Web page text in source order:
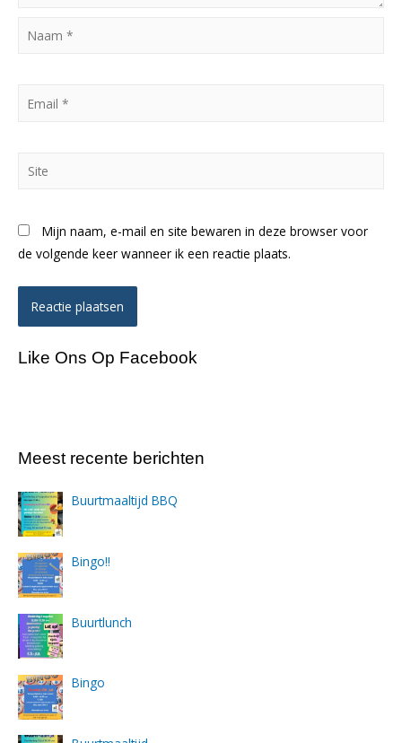
Naam
Mijn naam, e-mail en site bewaren in deze browser voor
de volgende keer wanneer ik een reactie plaats.
Like Ons Op Facebook
Meest recente berichten
Buurtmaaltijd BBQ
Bingo!!
Buurtlunch
Bingo